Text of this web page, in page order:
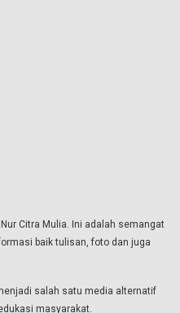
Citra Mulia. Ini adalah semangat
baik tulisan, foto dan juga
salah satu media alternatif
masyarakat.